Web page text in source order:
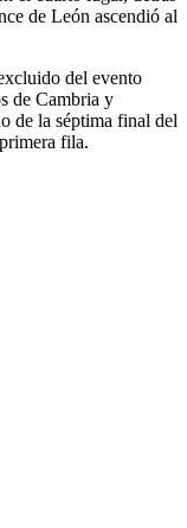
de León ascendió al
del evento
de Cambria y
de la séptima final del
fila.